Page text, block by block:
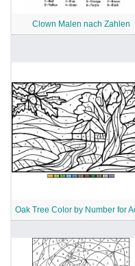
Clown Malen nach Zahlen